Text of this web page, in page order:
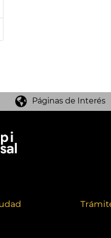
Páginas de Interés